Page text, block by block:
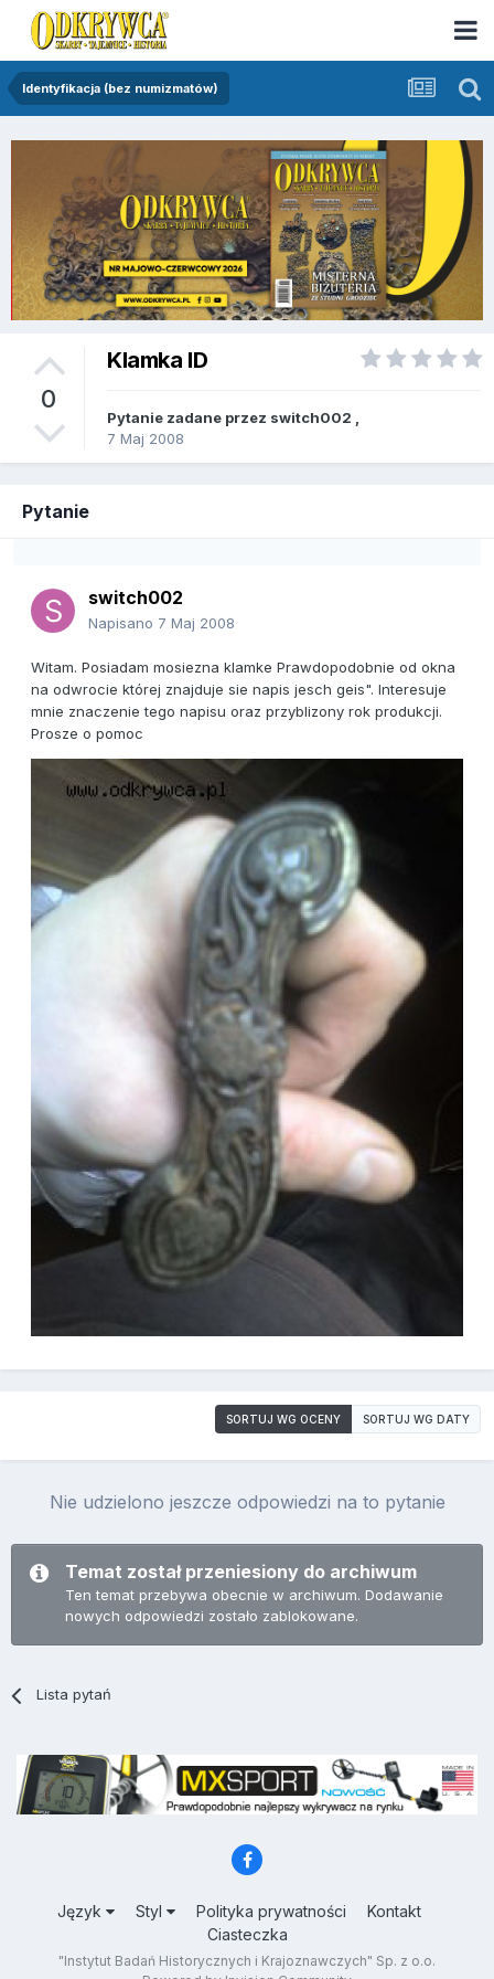
Identyfikacja (bez numizmatów)
0
Klamka ID
Pytanie zadane przez switch002
7 Maj 2008
Pytanie
switch002
Napisano 7 Maj 2008
Witam. Posiadam mosiezna klamke Prawdopodobnie od okna
na odwrocie której znajduje sie napis jesch geis". Interesuje
mnie znaczenie tego napisu oraz przyblizony rok produkcji.
Prosze o pomoc
SORTUJ WG OCENY SORTUJ WG DATY
Nie udzielono jeszcze odpowiedzi na to pytanie
Temat został przeniesiony do archiwum
Ten temat przebywa obecnie w archiwum. Dodawanie
nowych odpowiedzi zostało zablokowane.
Lista pytań
Język Styl Polityka prywatności
Kontakt
Ciasteczka
"Instytut Badań Historycznych i Krajoznawczych" Sp. z o.o.